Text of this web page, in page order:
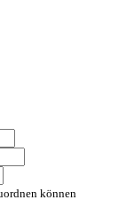
können